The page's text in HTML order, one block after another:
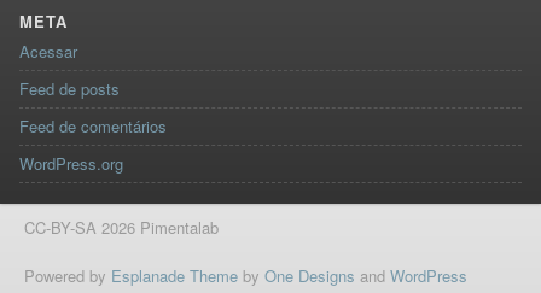
META
Acessar
Feed de posts
Feed de comentários
WordPress.org
CC-BY-SA 2026 Pimentalab
Powered by Esplanade Theme by One Designs and WordPress